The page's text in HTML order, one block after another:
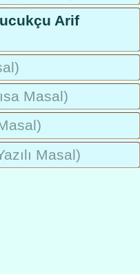
Arif
Masal)
Masal)